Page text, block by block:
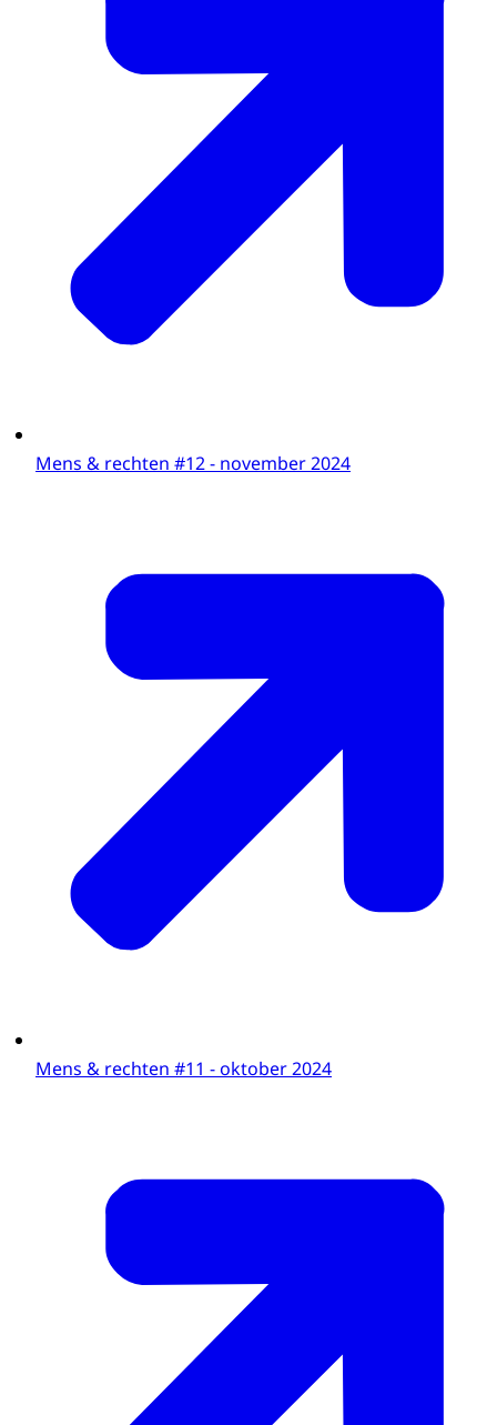
Mens & rechten #12 - november 2024
Mens & rechten #11 - oktober 2024